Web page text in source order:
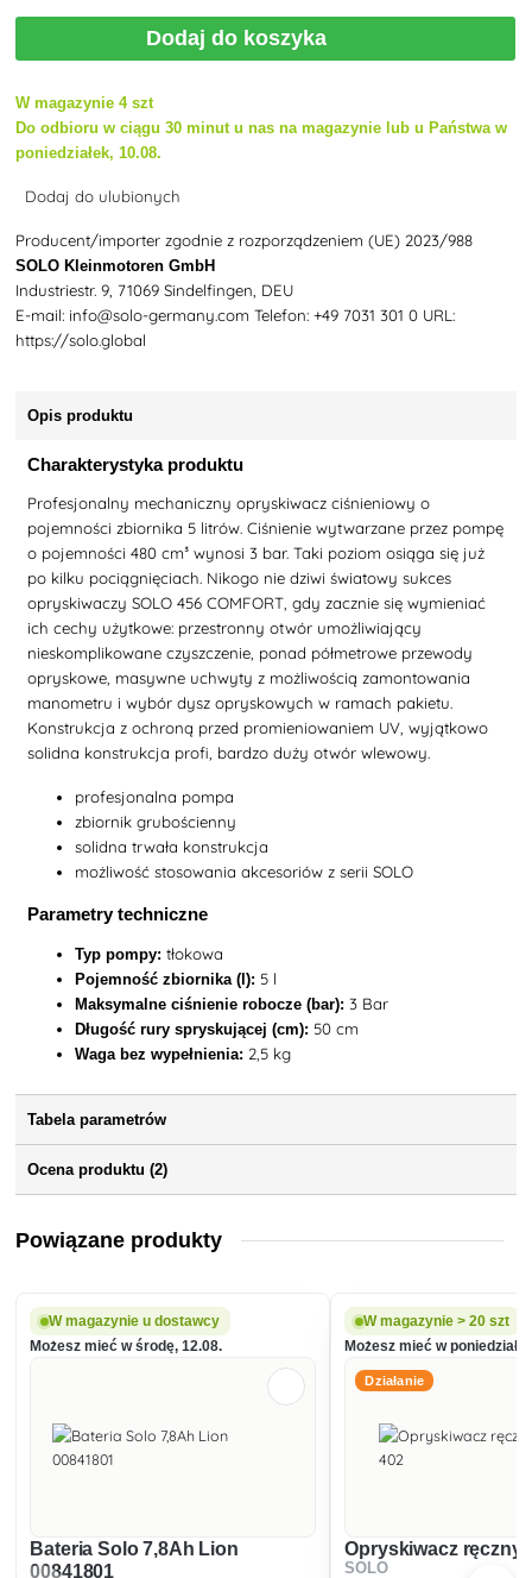
Dodaj do koszyka
W magazynie 4 szt
Do odbioru w ciągu 30 minut u nas na magazynie lub u Państwa w
poniedziałek, 10.08.
Dodaj do ulubionych
Producent/importer zgodnie z rozporządzeniem (UE) 2023/988
SOLO Kleinmotoren GmbH
Industriestr. 9, 71069 Sindelfingen, DEU
E-mail: info@solo-germany.com Telefon: +49 7031 301 0 URL:
https://solo.global
Opis produktu
Charakterystyka produktu
Profesjonalny mechaniczny opryskiwacz ciśnieniowy o
pojemności zbiornika 5 litrów. Ciśnienie wytwarzane przez pompę
o pojemności 480 cm³ wynosi 3 bar. Taki poziom osiąga się już
po kilku pociągnięciach. Nikogo nie dziwi światowy sukces
opryskiwaczy SOLO 456 COMFORT, gdy zacznie się wymieniać
ich cechy użytkowe: przestronny otwór umożliwiający
nieskomplikowane czyszczenie, ponad półmetrowe przewody
opryskowe, masywne uchwyty z możliwością zamontowania
manometru i wybór dysz opryskowych w ramach pakietu.
Konstrukcja z ochroną przed promieniowaniem UV, wyjątkowo
solidna konstrukcja profi, bardzo duży otwór wlewowy.
profesjonalna pompa
zbiornik grubościenny
solidna trwała konstrukcja
możliwość stosowania akcesoriów z serii SOLO
Parametry techniczne
Typ pompy: tłokowa
Pojemność zbiornika (l): 5 l
Maksymalne ciśnienie robocze (bar): 3 Bar
Długość rury spryskującej (cm): 50 cm
Waga bez wypełnienia: 2,5 kg
Tabela parametrów
Ocena produktu (2)
Powiązane produkty
W magazynie u dostawcy
Możesz mieć w środę, 12.08.
Bateria Solo 7,8Ah Lion
00841801
W magazynie > 20 szt
Możesz mieć w
Działanie
Opryskiwacz ręczny
SOLO